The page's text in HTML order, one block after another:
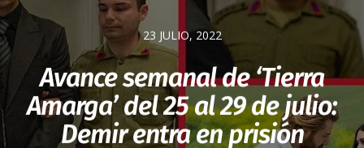
23 JULIO, 2022
Avance semanal de ‘Tierra
Amarga’ del 25 al 29 de julio:
Demir entra en prisión